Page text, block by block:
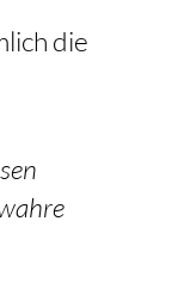
die